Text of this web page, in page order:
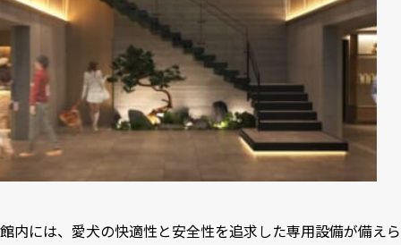
館内には、愛犬の快適性と安全性を追求した専用設備が備えら